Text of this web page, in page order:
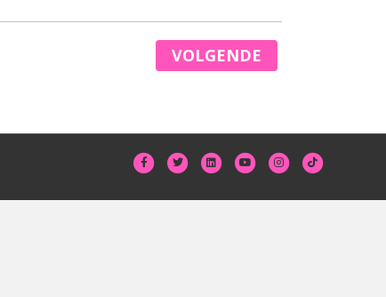
VOLGENDE
FacebookTwitter Linkedin Youtube Instagram